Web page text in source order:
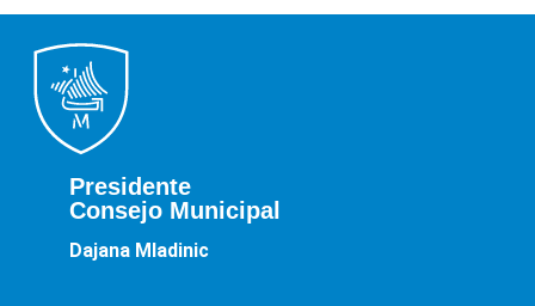
Presidente
Consejo Municipal
Dajana Mladinic